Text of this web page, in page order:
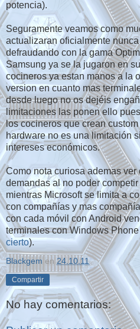
potencia).
Seguramente veamos como
actualizaran oficialmente
defraudando con la gama
Samsung ya se la jugaron en
cocineros ya estan manos a la
version en cuanto mas
desde luego no os dejéis
limitaciones las ponen ello
los cocineros que crean
hardware no es una limitación
intereses económicos.
Como nota curiosa ademas
demandas al no poder
mientras Microsoft se limita a
con compañías y mas
con cada móvil con Android
terminales con Windows Phone
cierto).
Blackgem en 24.10.11
Compartir
No hay comentarios: